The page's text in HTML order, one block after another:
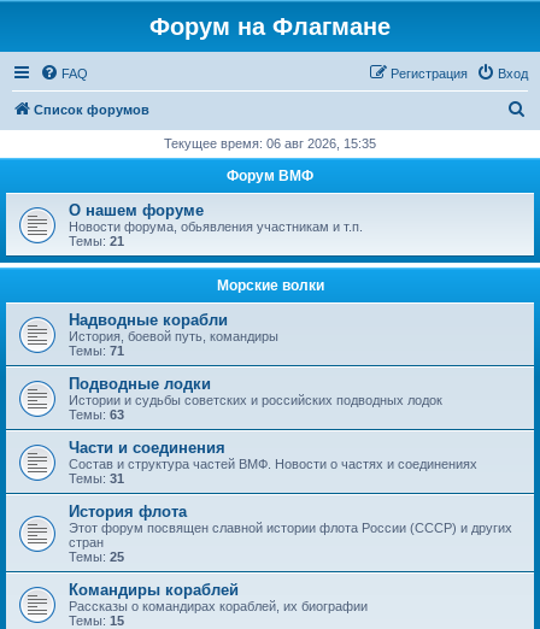
Форум на Флагмане
FAQ Вход
Регистрация
Список форумов
с
Текущее время: 06 авг 2026, 15:35
Форум ВМФ
О нашем форуме
Новости форума, обьявления участникам и т.п.
Темы: 21
Морские волки
Надводные корабли
История, боевой путь, командиры
Темы: 71
Подводные лодки
Истории и судьбы советских и российских подводных лодок
Темы: 63
Части и соединения
Состав и структура частей ВМФ. Новости о частях и соединениях
Темы: 31
История флота
Этот форум посвящен славной истории флота России (СССР) и других
стран
Темы: 25
Командиры кораблей
Рассказы о командирах кораблей, их биографии
Темы: 15